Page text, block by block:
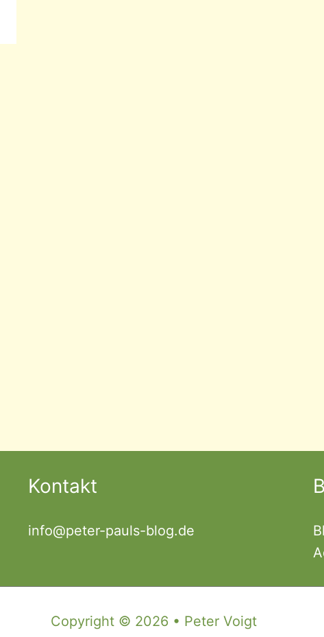
Kontakt
info@peter-pauls-blog.de
Copyright © 2026 • Peter Voigt